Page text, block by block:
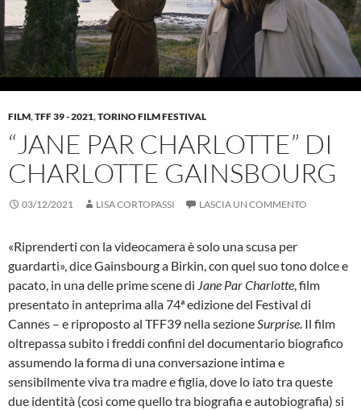
FILM,TFF 39 - 2021,TORINO FILM FESTIVAL
“JANE PAR CHARLOTTE” DI
CHARLOTTE GAINSBOURG
03/12/2021 LISA CORTOPASSI LASCIA UN COMMENTO
«Riprenderti con la videocamera è solo una scusa per
guardarti», dice Gainsbourg a Birkin, con quel suo tono dolce e
pacato, in una delle prime scene di Jane Par Charlotte, film
presentato in anteprima alla 74ª edizione del Festival di
Cannes – e riproposto al TFF39 nella sezioneSurprise. Il film
oltrepassa subito i freddi confini del documentario biografico
assumendo la forma di una conversazione intima e
sensibilmente viva tra madre e figlia, dove lo iato tra queste
due identità (così come quello tra biografia e autobiografia) si